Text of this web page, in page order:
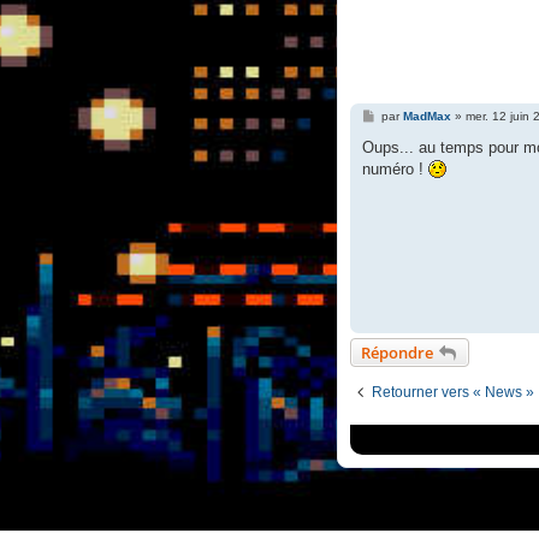
M
s
a
par MadMax» mer. 12 juin
Oups... au temps pour
numéro !
Répondre
Retourner vers « News »